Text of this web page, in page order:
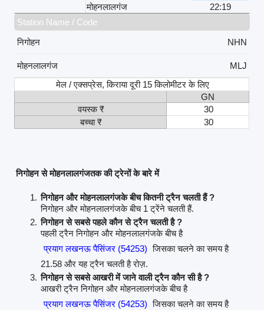
मोहनलालगंज
22:19
Station Name / Code
निगोहन
NHN
मोहनलालगंज
MLJ
मेल / एक्सप्रेस, किराया दूरी 15 किलोमीटर के लिए
GN
वयस्क ₹
30
बच्चा ₹
30
निगोहन से मोहनलालगंजतक की ट्रेनों के बारे में
निगोहन और मोहनलालगंजके बीच कितनी ट्रैन चलती हैं ?
निगोहन और मोहनलालगंजके बीच 1 ट्रेंने चलती हैं.
निगोहन से सबसे पहले कौन से ट्रैन चलती है ?
पहली ट्रैन निगोहन और मोहनलालगंजके बीच है
प्रयाग लखनऊ पैसिंजर (54253) जिसका चलने का समय है
21.58 और यह ट्रैन चलती है रोज़.
निगोहन से सबसे आखरी में जाने वाली ट्रैन कौन सी है ?
आखरी ट्रैन निगोहन और मोहनलालगंजके बीच है
प्रयाग लखनऊ पैसिंजर (54253) जिसका चलने का समय है